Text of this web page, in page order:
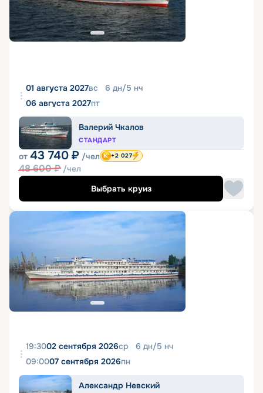
01 августа 2027вс 6 дн/5 нч
06 августа 2027пт
Валерий Чкалов
СТАНДАРТ
от 43 740 ₽ /чел
48 600₽ /чел
+2 027
Выбрать круиз
19:3002 сентября 2026ср 6 дн/5 нч
09:0007 сентября 2026пн
Александр Невский